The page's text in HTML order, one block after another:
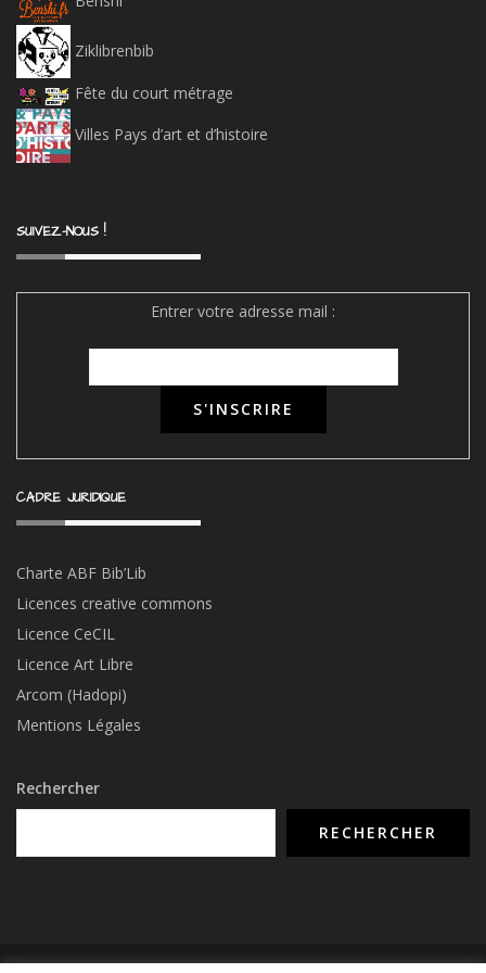
Ziklibrenbib
Fête du court métrage
Villes Pays d’art et d’histoire
SUIVEZ-NOUS !
Entrer votre adresse mail :
CADRE JURIDIQUE
Charte ABF Bib’Lib
Licences creative commons
Licence CeCIL
Licence Art Libre
Arcom (Hadopi)
Mentions Légales
Rechercher
RECHERCHER